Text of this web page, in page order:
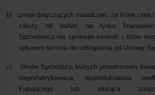
b)
umów dotyczących świadczeń, za które cena
zależy od wahań na rynku
Sprzedawca nie sprawuje kontroli, i które
upływem terminu do odstąpienia od Umowy
c)
Umów Sprzedaży, których przedmiotem
nieprefabrykowana, wyprodukowana
Kupującego lub służąca